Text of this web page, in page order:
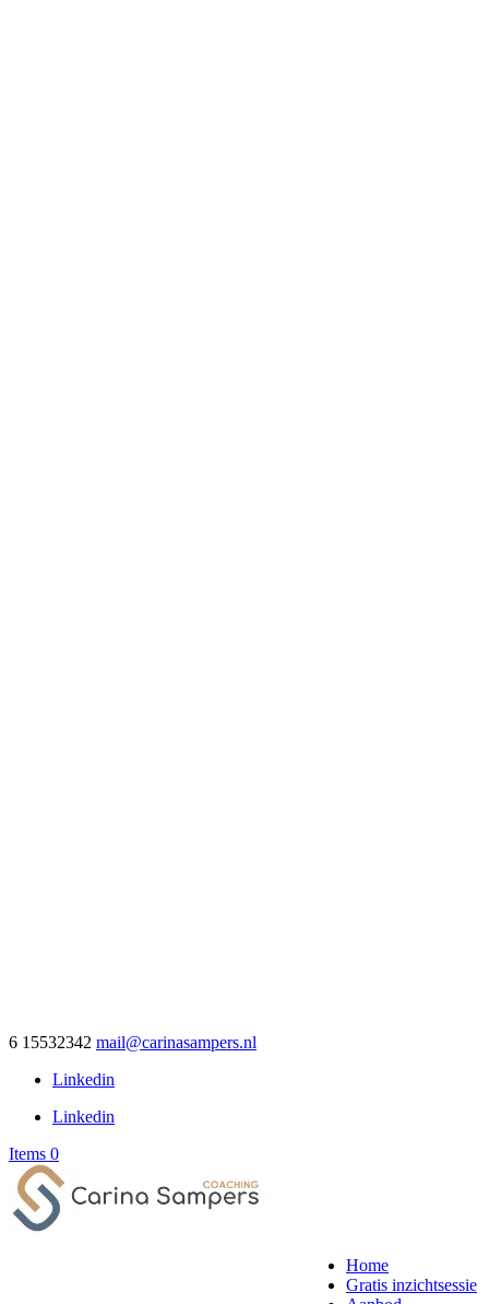
6 15532342 mail@carinasampers.nl
Linkedin
Linkedin
Items 0
Home
Gratis inzichtsessie